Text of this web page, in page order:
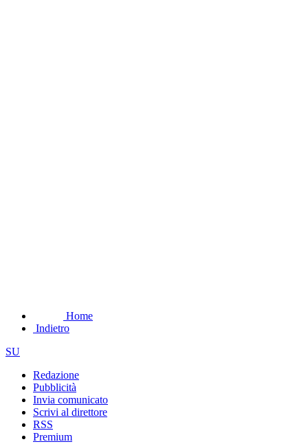
Home
Indietro
SU
Redazione
Pubblicità
Invia comunicato
Scrivi al direttore
RSS
Premium